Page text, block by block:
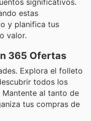
estas
y planifica tus
valor.
365 Ofertas
Explora el folleto
todos los
al tanto de
tus compras de